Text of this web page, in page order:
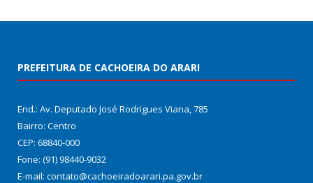
PREFEITURA DE CACHOEIRA DO ARARI
End.: Av. Deputado José Rodrigues Viana, 785
Bairro: Centro
CEP: 68840-000
Fone: (91) 98440-9032
E-mail: contato@cachoeiradoarari.pa.gov.br